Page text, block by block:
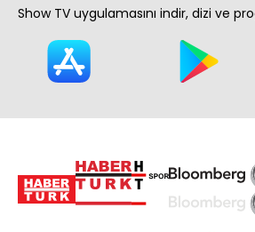
Show TV uygulamasını indir, dizi ve